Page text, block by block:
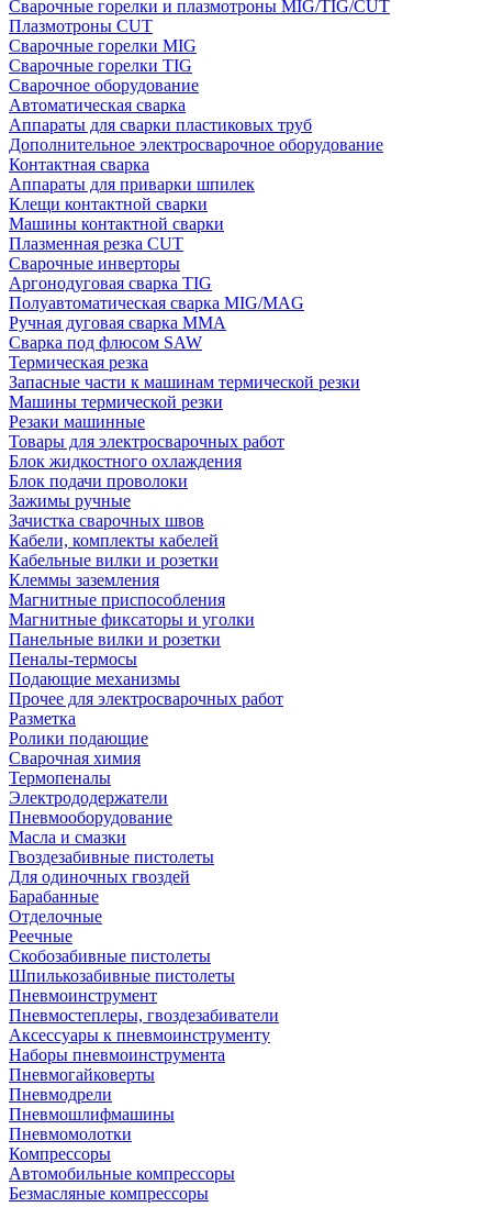
Сварочные горелки и плазмотроны MIG/TIG/CUT
Плазмотроны CUT
Сварочные горелки MIG
Сварочные горелки TIG
Сварочное оборудование
Автоматическая сварка
Аппараты для сварки пластиковых труб
Дополнительное электросварочное оборудование
Контактная сварка
Аппараты для приварки шпилек
Клещи контактной сварки
Машины контактной сварки
Плазменная резка CUT
Сварочные инверторы
Аргонодуговая сварка TIG
Полуавтоматическая сварка MIG/MAG
Ручная дуговая сварка MMA
Сварка под флюсом SAW
Термическая резка
Запасные части к машинам термической резки
Машины термической резки
Резаки машинные
Товары для электросварочных работ
Блок жидкостного охлаждения
Блок подачи проволоки
Зажимы ручные
Зачистка сварочных швов
Кабели, комплекты кабелей
Кабельные вилки и розетки
Клеммы заземления
Магнитные приспособления
Магнитные фиксаторы и уголки
Панельные вилки и розетки
Пеналы-термосы
Подающие механизмы
Прочее для электросварочных работ
Разметка
Ролики подающие
Сварочная химия
Термопеналы
Электрододержатели
Пневмооборудование
Масла и смазки
Гвоздезабивные пистолеты
Для одиночных гвоздей
Барабанные
Отделочные
Реечные
Скобозабивные пистолеты
Шпилькозабивные пистолеты
Пневмоинструмент
Пневмостеплеры, гвоздезабиватели
Аксессуары к пневмоинструменту
Наборы пневмоинструмента
Пневмогайковерты
Пневмодрели
Пневмошлифмашины
Пневмомолотки
Компрессоры
Автомобильные компрессоры
Безмасляные компрессоры